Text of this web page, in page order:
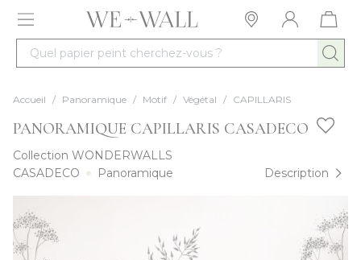
Allez au contenu
Quel papier peint cherchez-vous ?
Accueil / Panoramique / Motif / Végétal / CAPILLARIS
PANORAMIQUE CAPILLARIS CASADECO
Collection WONDERWALLS
CASADECO
Panoramique Description